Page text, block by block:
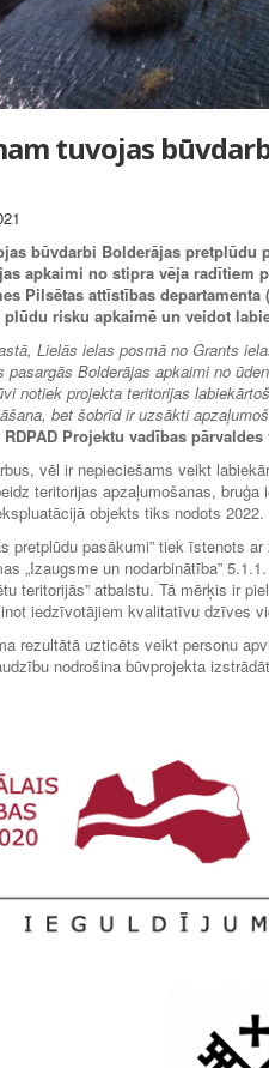
tuvojas
būvdarbi Bolderājas pretplūdu
apkaimi no stipra vēja
Pilsētas attīstības
plūdu risku apkaimē un veidot
Lielās ielas posmā no Grants
pasargās Bolderājas apkaimi no
notiek projekta teritorijas
bet šobrīd ir uzsākti
RDPAD Projektu vadības
vēl ir nepieciešams veikt
teritorijas apzaļumošanas,
objekts tiks nodots
pretplūdu pasākumi” tiek īstenots
„Izaugsme un nodarbinātība”
teritorijās” atbalstu. Tā mērķis ir
iedzīvotājiem kvalitatīvu dzīves
rezultātā uzticēts veikt personu
nodrošina būvprojekta